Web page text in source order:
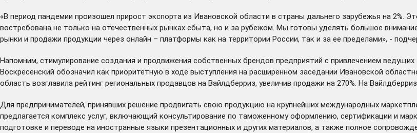
«В период пандемии произошел прирост экспорта из Ивановской области в страны дальнего зарубежья на 2%.
востребована не только на отечественных рынках сбыта, но и за рубежом. Мы готовы уделять большое
рынки и продажи продукции через онлайн – платформы как на территории России, так и за ее пределами», -
Напомним, стимулирование создания и продвижения собственных брендов предприятий с привлечением
Воскресенский обозначил как приоритетную в ходе выступления на расширенном заседании Ивановской
область возглавила рейтинг региональных продавцов на Вайлдберриз, увеличив продажи на 270%. На
Для предпринимателей, принявших решение продвигать свою продукцию на крупнейших международных
предлагается комплекс услуг, включающий консультирование по таможенному оформлению, сертификации и
подготовке и переводе на иностранные языки презентационных и других материалов, а также полное